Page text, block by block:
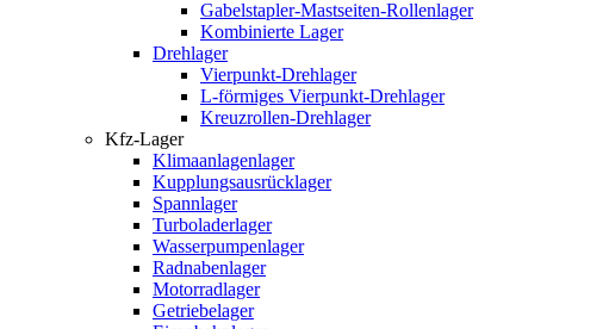
Gabelstapler-Mastseiten-Rollenlager
Kombinierte Lager
Drehlager
Vierpunkt-Drehlager
L-förmiges Vierpunkt-Drehlager
Kreuzrollen-Drehlager
Kfz-Lager
Klimaanlagenlager
Kupplungsausrücklager
Spannlager
Turboladerlager
Wasserpumpenlager
Radnabenlager
Motorradlager
Getriebelager